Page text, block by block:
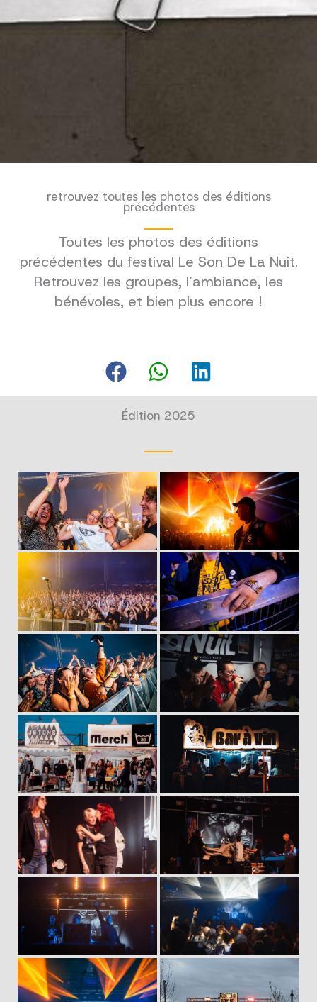
retrouvez toutes les photos des éditions
précédentes
Toutes les photos des éditions
précédentes du festival Le Son De La Nuit.
Retrouvez les groupes, l’ambiance, les
bénévoles, et bien plus encore !
Édition 2025